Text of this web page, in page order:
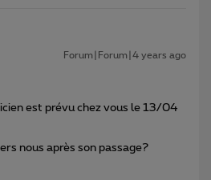
Forum|Forum|4 years ago
est prévu chez vous le 13/04
nous après son passage?